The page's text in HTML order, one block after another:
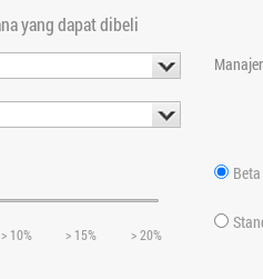
yang dapat dibeli
> 10% > 15% > 20%
Beta